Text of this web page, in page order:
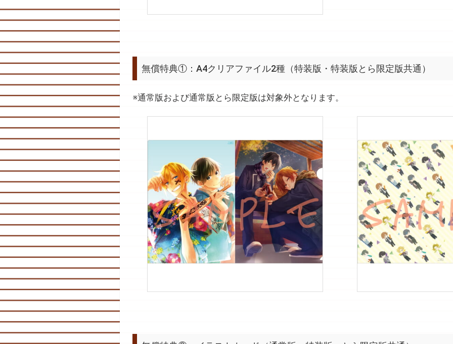
無償特典①：A4クリアファイル2種（特装版・特装版とら限定版共通）
※通常版および通常版とら限定版は対象外となります。